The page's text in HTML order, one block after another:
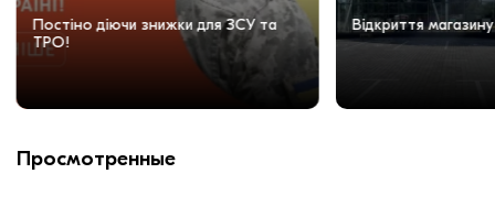
Постіно діючи знижки для ЗСУ та
ТРО!
Відкриття магазину
Просмотренные